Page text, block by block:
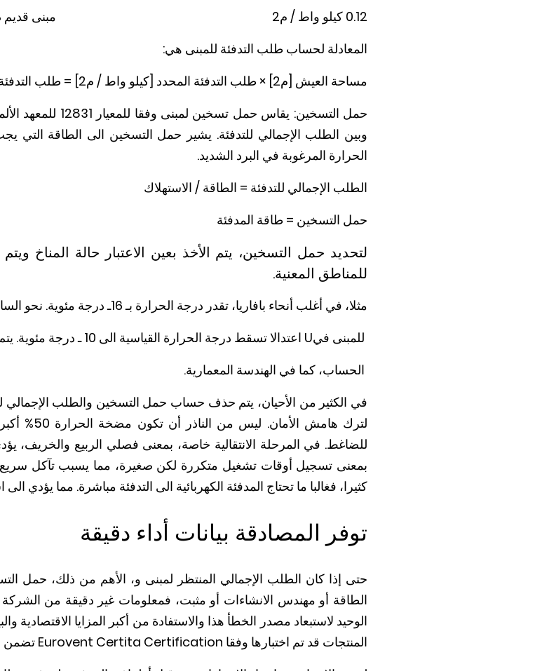
0.12 كيلو واط / م2 مبنى قديم دون عازل حراري
المعادلة لحساب طلب التدفئة للمبنى هي:
مساحة العيش [م2] × طلب التدفئة المحدد [كيلو واط / م2] = طلب التدفئة للمبنى [كيلو واط]
حمل التسخين: يقاس
وبين الطلب الإجمالي للتدفئة. يشير حمل التسخين الى الطاقة
الحرارة المرغوبة في البرد الشديد.
الطلب الإجمالي للتدفئة = الطاقة / الاستهلاك
حمل التسخين = طاقة المدفئة
لتحديد حمل التسخين، يتم الأخذ بعين الاعتبار حالة المناخ
للمناطق المعنية.
مثلا، في أغلب أنحاء بافاريا، تقدر درجة الحرارة بـ 16ـ درجة مئوية. نحو الساحل، عندما يصبح فصل الشتاء أكثر
للمبنى فيU اعتدالا تسقط درجة الحرارة القياسية الى 10 ـ درجة مئوية. يتم أيضا ضمن مواد بناء المبنى أو قيم
الحساب، كما في الهندسة المعمارية.
في الكثير من الأحيان، يتم حذف حساب حمل التسخين والطلب الإجمالي
لترك هامش
للضاغط. في المرحلة الانتقالية خاصة، بمعنى فصلي الربيع
بمعنى تسجيل أوقات تشغيل متكررة لكن صغيرة، مما يسبب تآكل سريع
كثيرا، فغالبا ما تحتاج المدفئة الكهربائية الى التدفئة مباشرة. مما يؤدي
توفر المصادقة بيانات أداء دقيقة
حتى إذا كان الطلب الإجمالي المنتظر لمبنى و، الأهم من ذلك، حمل
الطاقة أو مهندس الانشاءات أو مثبت، فمعلومات غير دقيقة من
الوحيد لاستبعاد مصدر الخطأ هذا والاستفادة من أكبر المزايا
المنتجات قد تم اختبارها وفقا
تضمن